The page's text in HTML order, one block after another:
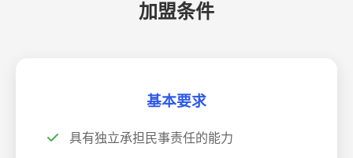
加盟条件
基本要求
具有独立承担民事责任的能力